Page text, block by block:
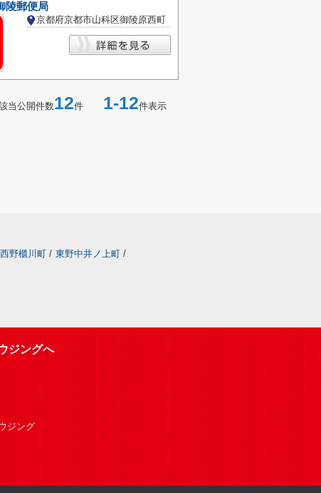
陵郵便局
京都府京都市山科区御陵原西町
当公開件数12件 1-12件表示
西野櫃川町 / 東野中井ノ上町 /
ジングへ
ジング